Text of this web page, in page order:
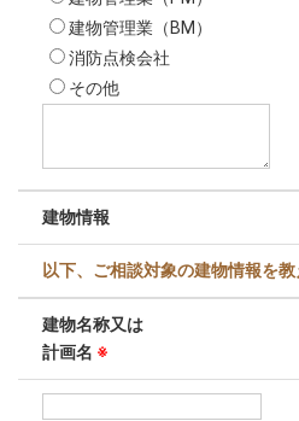
建物管理業（BM）
消防点検会社
その他
建物情報
以下、ご相談対象の建物情報を教
建物名称又は
計画名 ※